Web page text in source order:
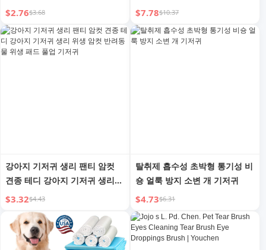
휴대용 먼지 제거 중성 환상적인
보풀 제거기
$2.76$3.68
드 기저귀 두꺼운 일회용 변기
$7.78$10.37
강아지 기저귀 생리 팬티 암컷
견종 테디 강아지 기저귀 생리
위생 암컷 반려동물 위생 패드
풀업 기저귀
$3.32$4.43
탈취제 흡수성 초박형 통기성 비
숑 얼룩 방지 소변 개 기저귀
$4.73$6.31